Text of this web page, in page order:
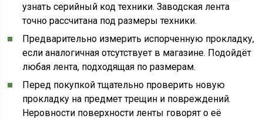
узнать серийный код техники. Заводская лента
точно рассчитана под размеры техники.
Предварительно измерить испорченную прокладку,
если аналогичная отсутствует в магазине. Подойдёт
любая лента, подходящая по размерам.
Перед покупкой тщательно проверить новую
прокладку на предмет трещин и повреждений.
Неровности поверхности ленты говорят о её